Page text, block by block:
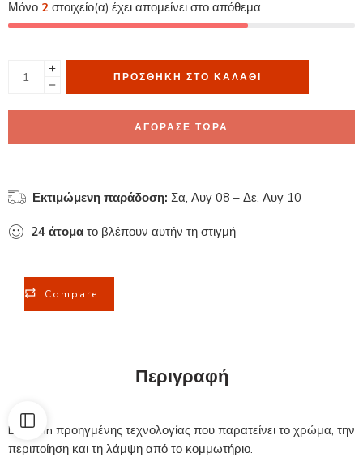
Μόνο 2 στοιχείο(α) έχει απομείνει στο απόθεμα.
ΠΡΟΣΘΉΚΗ ΣΤΟ ΚΑΛΆΘΙ
ΑΓΟΡΑΣΕ ΤΩΡΑ
Εκτιμώμενη παράδοση: Σα, Αυγ 08 – Δε, Αυγ 10
24 άτομα το βλέπουν αυτήν τη στιγμή
Compare
Περιγραφή
Leave-in προηγμένης τεχνολογίας που παρατείνει το χρώμα, την
περιποίηση και τη λάμψη από το κομμωτήριο.